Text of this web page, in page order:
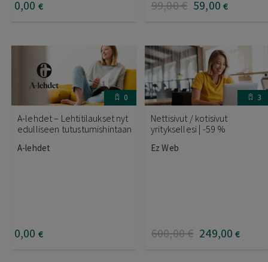
0,00 € 99,00€ 59,00 €
0
A-lehdet – Lehtitilaukset nyt
edulliseen tutustumishintaan
A-lehdet
0,00 €
3
Nettisivut / kotisivut
yrityksellesi | -59 %
Ez Web
600,00€ 249,00 €